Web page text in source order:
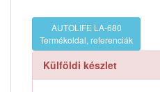
AUTOLIFE LA-680
Termékoldal, referenciák
Külföldi készlet